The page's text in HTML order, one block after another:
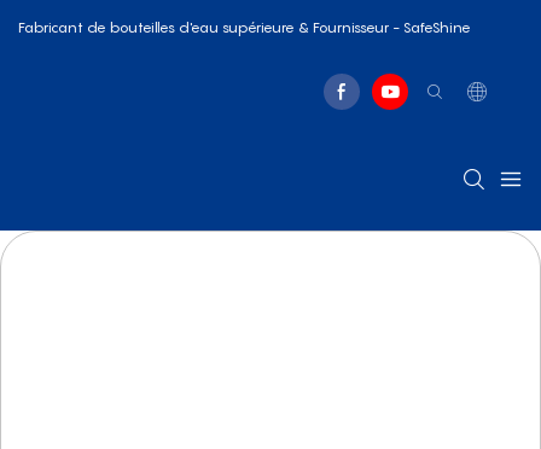
Fabricant de bouteilles d'eau supérieure & Fournisseur - SafeShine